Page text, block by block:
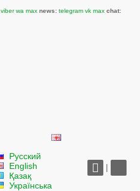
viber wa max news: telegram vk max chat:
Русский
English
Қазақ
Українська
|